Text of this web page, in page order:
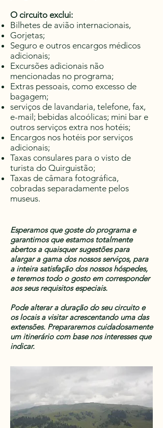
O circuito exclui:
Bilhetes de avião internacionais,
Gorjetas;
Seguro e outros encargos médicos
adicionais;
Excursões adicionais não
mencionadas no programa;
Extras pessoais, como excesso de
bagagem;
serviços de lavandaria, telefone, fax,
e-mail; bebidas alcoólicas; mini bar e
outros serviços extra nos hotéis;
Encargos nos hotéis por serviços
adicionais;
Taxas consulares para o visto de
turista do Quirguistão;
Taxas de câmara fotográfica,
cobradas separadamente pelos
museus.
Esperamos que goste do programa e
garantimos que estamos totalmente
abertos a quaisquer sugestões para
alargar a gama dos nossos serviços, para
a inteira satisfação dos nossos hóspedes,
e teremos todo o gosto em corresponder
aos seus requisitos especiais.
Pode alterar a duração do seu circuito e
os locais a visitar acrescentando uma das
extensões. Prepararemos cuidadosamente
um itinerário com base nos interesses que
indicar.